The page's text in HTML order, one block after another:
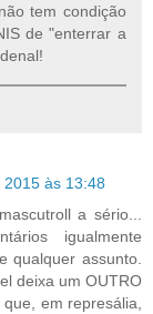
tem condição
de "enterrar a
às 13:48
a sério...
igualmente
qualquer assunto.
deixa um OUTRO
em represália,